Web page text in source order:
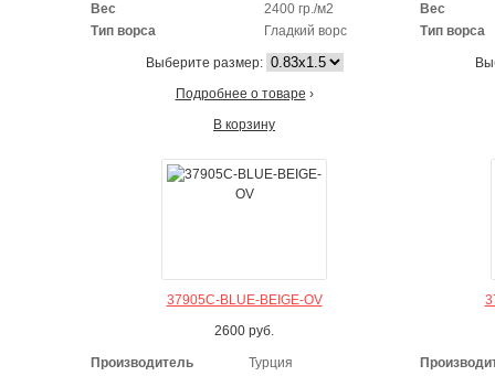
Вес
2400 гр./м2
Тип ворса
Гладкий ворс
Выберите размер:
Подробнее о товаре ›
В корзину
Вес
Тип ворса
37905C-BLUE-BEIGE-OV
2600 руб.
Производитель
Турция